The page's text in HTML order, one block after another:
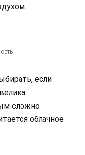
если
сложно
облачное